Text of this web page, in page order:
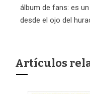
álbum de fans: es
desde el ojo del
Artículos